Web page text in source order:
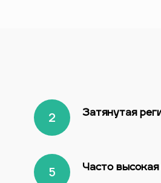
Затянутая
Часто высокая